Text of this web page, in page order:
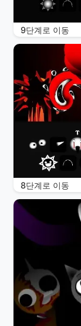
9단계로 이동
8단계로 이동